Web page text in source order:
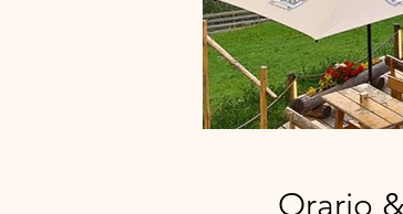
Orario